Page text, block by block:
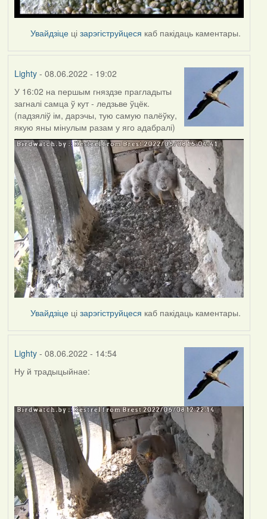
Увайдзіце цізарэгіструйцеся каб пакідаць каментары.
Lighty- 08.06.2022 - 19:02
У 16:02 на першым гняздзе прагладыты
загналі самца ў кут - ледзьве ўцёк.
(падзяліў ім, дарэчы, тую самую палёўку,
якую яны мінулым разам у яго адабралі)
Увайдзіце цізарэгіструйцеся каб пакідаць каментары.
Lighty- 08.06.2022 - 14:54
Ну й традыцыйнае: